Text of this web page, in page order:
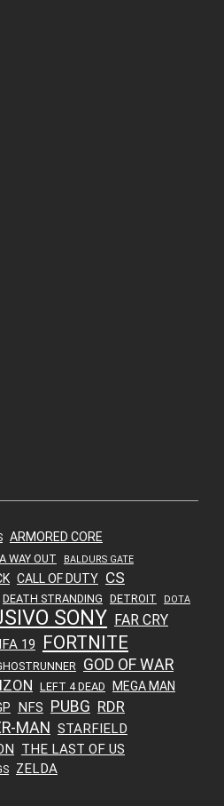
ARMORED CORE
A WAY OUT BALDURS GATE
CALL OF DUTY CS
DEATH STRANDING DETROIT DOTA
SONY FAR CRY
19 FORTNITE
GOD OF WAR
LEFT 4 DEAD MEGA MAN
NFS PUBG RDR
MAN STARFIELD
THE LAST OF US
ZELDA